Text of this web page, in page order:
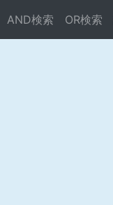
AND検索 OR検索